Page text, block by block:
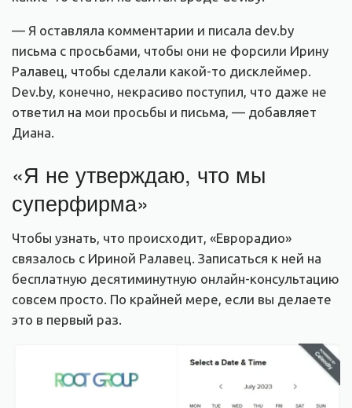
— Я оставляла комментарии и писала dev.by
письма с просьбами, чтобы они не форсили Ирину
Ралавец, чтобы сделали какой-то дисклеймер.
Dev.by, конечно, некрасиво поступил, что даже не
ответил на мои просьбы и письма, — добавляет
Диана.
«Я не утверждаю, что мы
суперфирма»
Чтобы узнать, что происходит, «Еврорадио»
связалось с Ириной Ралавец. Записаться к ней на
бесплатную десятиминутную онлайн-консультацию
совсем просто. По крайней мере, если вы делаете
это в первый раз.